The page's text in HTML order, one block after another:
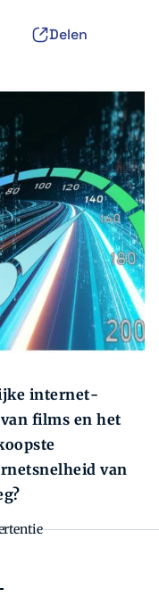
Zoek
Delen
internet­
films en het
van